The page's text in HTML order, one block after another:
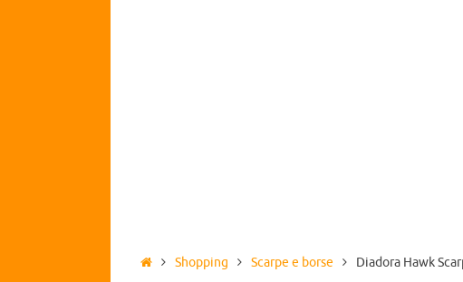
Shopping Scarpe e borse Diadora Hawk